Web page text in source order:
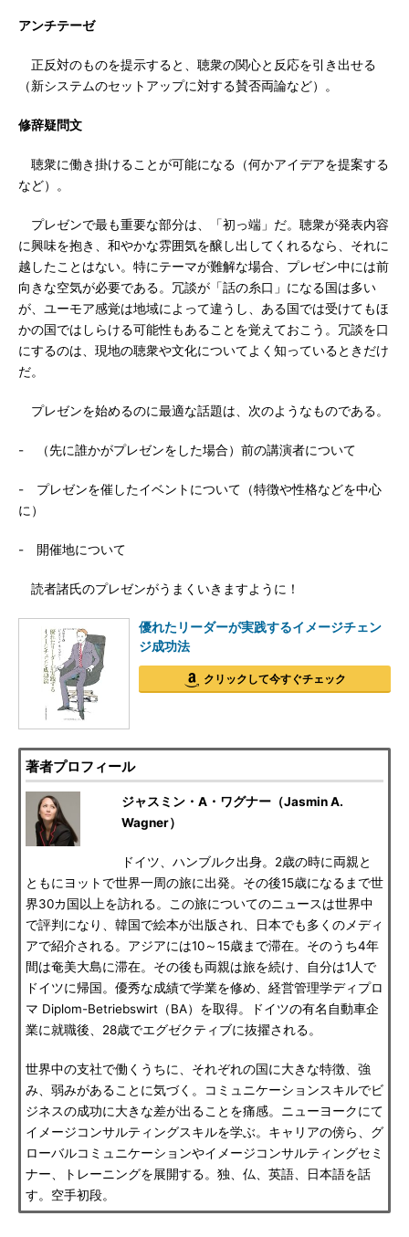
アンチテーゼ
正反対のものを提示すると、聴衆の関心と反応を引き出せる
（新システムのセットアップに対する賛否両論など）。
修辞疑問文
聴衆に働き掛けることが可能になる（何かアイデアを提案する
など）。
プレゼンで最も重要な部分は、「初っ端」だ。聴衆が発表内容
に興味を抱き、和やかな雰囲気を醸し出してくれるなら、それに
越したことはない。特にテーマが難解な場合、プレゼン中には前
向きな空気が必要である。冗談が「話の糸口」になる国は多い
が、ユーモア感覚は地域によって違うし、ある国では受けてもほ
かの国ではしらける可能性もあることを覚えておこう。冗談を口
にするのは、現地の聴衆や文化についてよく知っているときだけ
だ。
プレゼンを始めるのに最適な話題は、次のようなものである。
- （先に誰かがプレゼンをした場合）前の講演者について
- プレゼンを催したイベントについて（特徴や性格などを中心
に）
- 開催地について
読者諸氏のプレゼンがうまくいきますように！
優れたリーダーが実践するイメージチェン
ジ成功法
クリックして今すぐチェック
著者プロフィール
ジャスミン・A・ワグナー（Jasmin A.
Wagner）
ドイツ、ハンブルク出身。2歳の時に両親と
ともにヨットで世界一周の旅に出発。その後15歳になるまで世
界30カ国以上を訪れる。この旅についてのニュースは世界中
で評判になり、韓国で絵本が出版され、日本でも多くのメディ
アで紹介される。アジアには10～15歳まで滞在。そのうち4年
間は奄美大島に滞在。その後も両親は旅を続け、自分は1人で
ドイツに帰国。優秀な成績で学業を修め、経営管理学ディプロ
マ Diplom-Betriebswirt（BA）を取得。ドイツの有名自動車企
業に就職後、28歳でエグゼクティブに抜擢される。
世界中の支社で働くうちに、それぞれの国に大きな特徴、強
み、弱みがあることに気づく。コミュニケーションスキルでビ
ジネスの成功に大きな差が出ることを痛感。ニューヨークにて
イメージコンサルティングスキルを学ぶ。キャリアの傍ら、グ
ローバルコミュニケーションやイメージコンサルティングセミ
ナー、トレーニングを展開する。独、仏、英語、日本語を話
す。空手初段。